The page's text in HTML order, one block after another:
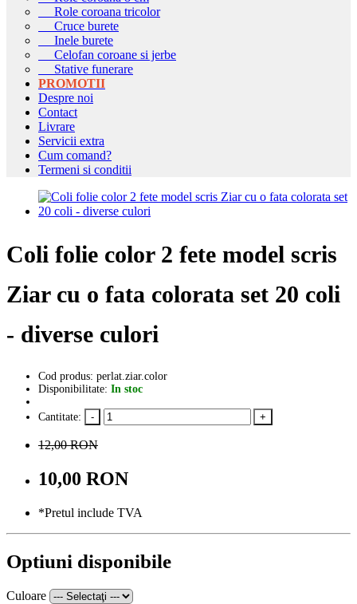
Role coroana tricolor
Cruce burete
Inele burete
Celofan coroane si jerbe
Stative funerare
PROMOTII
Despre noi
Contact
Livrare
Servicii extra
Cum comand?
Termeni si conditii
Coli folie color 2 fete model scris
Ziar cu o fata colorata set 20 coli
- diverse culori
Cod produs: perlat.ziar.color
Disponibilitate: In stoc
Cantitate:
12,00 RON
10,00 RON
*Pretul include TVA
Optiuni disponibile
Culoare